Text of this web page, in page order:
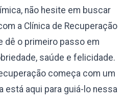
não hesite em buscar
a Clínica de Recuperação
dê o primeiro passo em
saúde e felicidade.
começa com um
está aqui para guiá-lo nessa